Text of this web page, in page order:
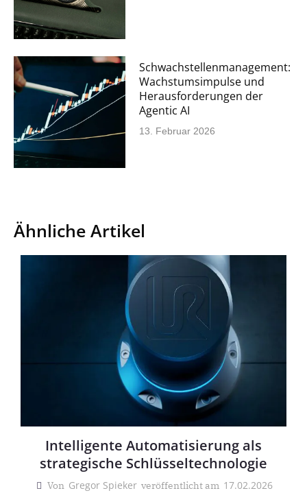
Schwachstellenmanagement:
Wachstumsimpulse und
Herausforderungen der
Agentic AI
13. Februar 2026
Ähnliche Artikel
Intelligente Automatisierung als
strategische Schlüsseltechnologie
Von Gregor Spieker veröffentlicht am 17.02.2026